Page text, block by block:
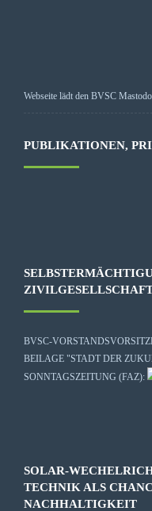
Webseite lädt den BVSC
PUBLIKATIONEN,
BVSC-
BEILAGE "STADT DER
SONNTAGSZEITUNG (FAZ):
SOLAR-
TECHNIK ALS
NACHHALTIGKEIT